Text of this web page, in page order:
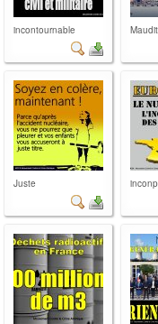
incontournable
Juste